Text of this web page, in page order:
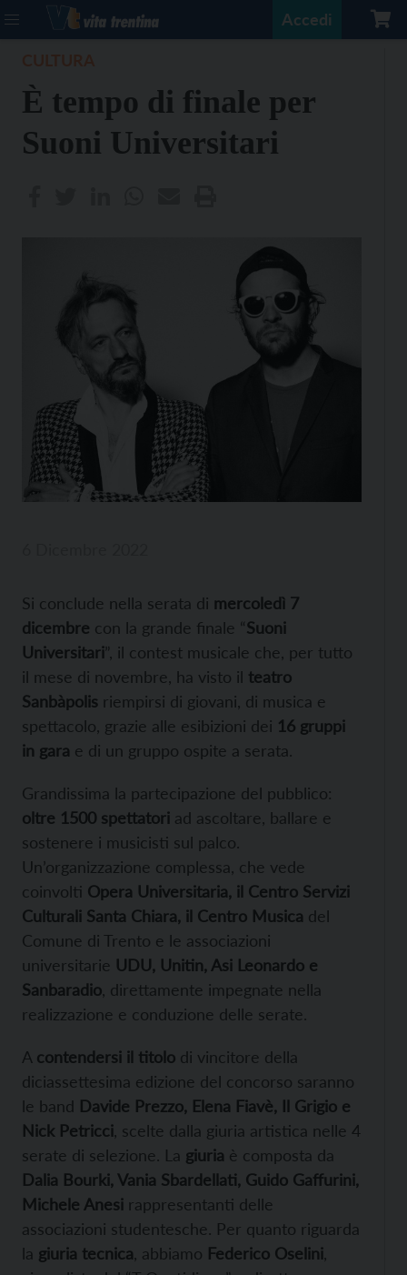
Accedi
È tempo di finale per
Suoni Universitari
Si conclude nella serata di mercoledì 7
dicembre con la grande finale “Suoni
Universitari”, il contest musicale che, per tutto
il mese di novembre, ha visto il teatro
Sanbàpolis riempirsi di giovani, di musica e
spettacolo, grazie alle esibizioni dei 16 gruppi
in gara e di un gruppo ospite a serata.
Grandissima la partecipazione del pubblico:
oltre 1500 spettatori ad ascoltare, ballare e
sostenere i musicisti sul palco.
Un’organizzazione complessa, che vede
coinvolti Opera Universitaria, il Centro Servizi
Culturali Santa Chiara, il Centro Musica del
Comune di Trento e le associazioni
universitarie UDU, Unitin, Asi Leonardo e
Sanbaradio , direttamente impegnate nella
realizzazione e conduzione delle serate.
A contendersi il titolo di vincitore della
diciassettesima edizione del concorso saranno
le band Davide Prezzo, Elena Fiavè, Il Grigio e
Nick Petricci , scelte dalla giuria artistica nelle 4
serate di selezione. La giuria è composta da
Dalia Bourki, Vania Sbardellati, Guido Gaffurini,
Michele Anesi rappresentanti delle
associazioni studentesche. Per quanto riguarda
la giuria tecnica , abbiamo Federico Oselini